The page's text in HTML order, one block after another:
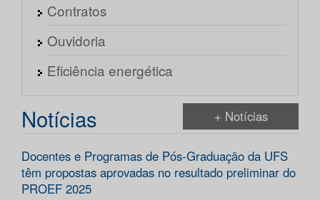
Contratos
Ouvidoria
Eficiência energética
Notícias + Notícias
Docentes e Programas de Pós-Graduação da UFS
têm propostas aprovadas no resultado preliminar do
PROEF 2025